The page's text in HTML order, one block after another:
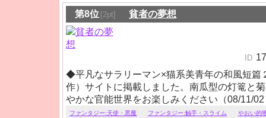
第8位 [2pt] 貧者の夢想
ID
◆平凡なサラリーマン×猫系美青年の和風短篇
作）サイトに掲載しました。南瓜型の灯篭と
やかな官能世界をお楽しみください（08/11/
◆悪魔やアリスをモチーフにした短～中編小
ファンタジー:天使・悪魔 ファンタジー:触手・スライム
やおい的